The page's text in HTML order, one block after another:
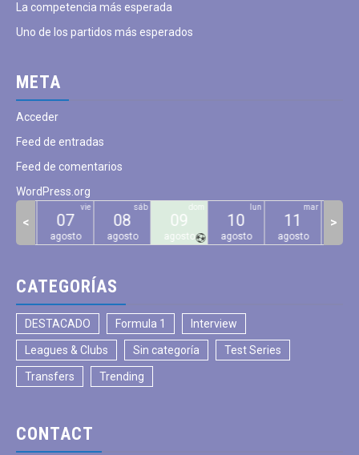
La competencia más esperada
Uno de los partidos más esperados
META
Acceder
Feed de entradas
Feed de comentarios
WordPress.org
07
agosto
vie
08
agosto
sáb
09
agosto
dom
10
agosto
lun
11
agosto
mar
< >
CATEGORÍAS
DESTACADO Formula 1 Interview
Leagues & Clubs Sin categoría Test Series
Transfers Trending
CONTACT